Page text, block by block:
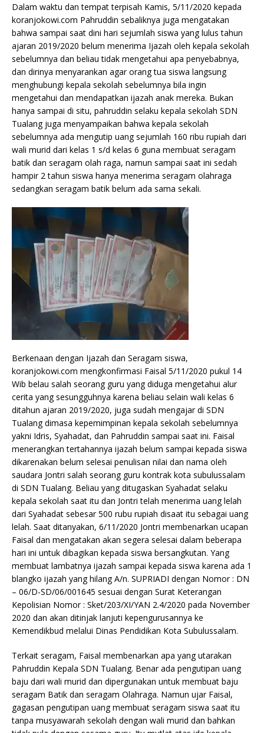
Dalam waktu dan tempat terpisah Kamis, 5/11/2020 kepada
koranjokowi.com Pahruddin sebaliknya juga mengatakan
bahwa sampai saat dini hari sejumlah siswa yang lulus tahun
ajaran 2019/2020 belum menerima Ijazah oleh kepala sekolah
sebelumnya dan beliau tidak mengetahui apa penyebabnya,
dan dirinya menyarankan agar orang tua siswa langsung
menghubungi kepala sekolah sebelumnya bila ingin
mengetahui dan mendapatkan ijazah anak mereka. Bukan
hanya sampai di situ, pahruddin selaku kepala sekolah SDN
Tualang juga menyampaikan bahwa kepala sekolah
sebelumnya ada mengutip uang sejumlah 160 ribu rupiah dari
wali murid dari kelas 1 s/d kelas 6 guna membuat seragam
batik dan seragam olah raga, namun sampai saat ini sedah
hampir 2 tahun siswa hanya menerima seragam olahraga
sedangkan seragam batik belum ada sama sekali.
Berkenaan dengan Ijazah dan Seragam siswa,
koranjokowi.com mengkonfirmasi Faisal 5/11/2020 pukul 14
Wib belau salah seorang guru yang diduga mengetahui alur
cerita yang sesungguhnya karena beliau selain wali kelas 6
ditahun ajaran 2019/2020, juga sudah mengajar di SDN
Tualang dimasa kepemimpinan kepala sekolah sebelumnya
yakni Idris, Syahadat, dan Pahruddin sampai saat ini. Faisal
menerangkan tertahannya ijazah belum sampai kepada siswa
dikarenakan belum selesai penulisan nilai dan nama oleh
saudara Jontri salah seorang guru kontrak kota subulussalam
di SDN Tualang. Beliau yang ditugaskan Syahadat selaku
kepala sekolah saat itu dan Jontri telah menerima uang lelah
dari Syahadat sebesar 500 rubu rupiah disaat itu sebagai uang
lelah. Saat ditanyakan, 6/11/2020 Jontri membenarkan ucapan
Faisal dan mengatakan akan segera selesai dalam beberapa
hari ini untuk dibagikan kepada siswa bersangkutan. Yang
membuat lambatnya ijazah sampai kepada siswa karena ada 1
blangko ijazah yang hilang A/n. SUPRIADI dengan Nomor : DN
– 06/D-SD/06/001645 sesuai dengan Surat Keterangan
Kepolisian Nomor : Sket/203/XI/YAN 2.4/2020 pada November
2020 dan akan ditinjak lanjuti kepengurusannya ke
Kemendikbud melalui Dinas Pendidikan Kota Subulussalam.
Terkait seragam, Faisal membenarkan apa yang utarakan
Pahruddin Kepala SDN Tualang. Benar ada pengutipan uang
baju dari wali murid dan dipergunakan untuk membuat baju
seragam Batik dan seragam Olahraga. Namun ujar Faisal,
gagasan pengutipan uang membuat seragam siswa saat itu
tanpa musyawarah sekolah dengan wali murid dan bahkan